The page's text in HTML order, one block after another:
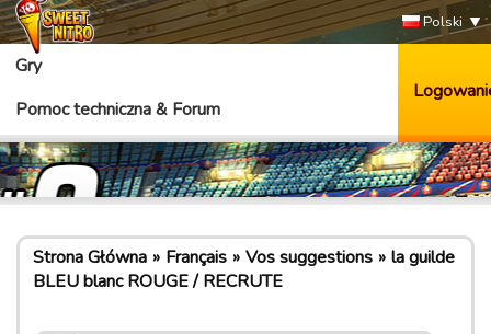
Polski
Gry
Pomoc techniczna & Forum
Strona Główna Français Vos suggestions
la guilde
BLEU blanc ROUGE / RECRUTE